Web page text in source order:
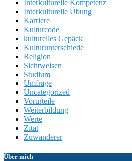
Interkulturelle Kompetenz
Interkulturelle Übung
Karriere
Kulturcode
kulturelles Gepäck
Kulturunterschiede
Religion
Sichtweisen
Studium
Umfrage
Uncategorized
Vorurteile
Weiterbildung
Werte
Zitat
Zuwanderer
Über mich